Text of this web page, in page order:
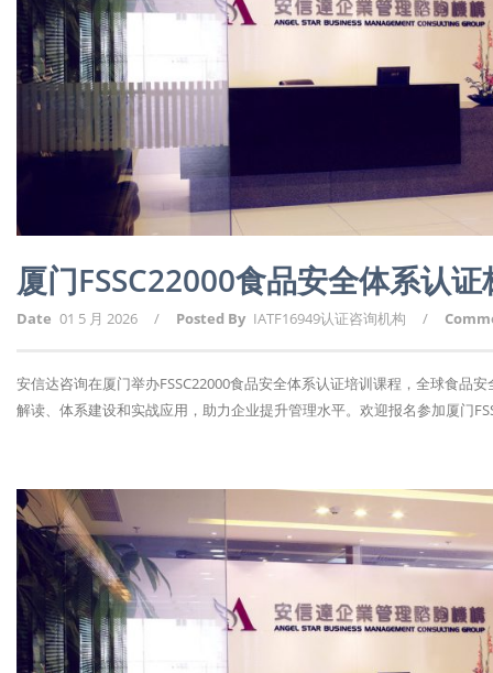
厦门FSSC22000食品安全体系认
Date 01 5 月 2026 / Posted By IATF16949认证咨询机构 /
安信达咨询在厦门举办FSSC22000食品安全体系认证培训课程，全球食品
解读、体系建设和实战应用，助力企业提升管理水平。欢迎报名参加厦门